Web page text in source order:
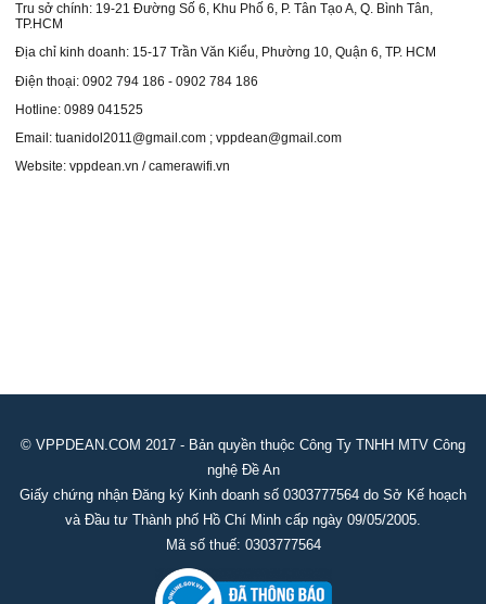
Tru sở chính: 19-21 Đường Số 6, Khu Phố 6, P. Tân Tạo A, Q. Bình Tân,
TP.HCM
Địa chỉ kinh doanh: 15-17 Trần Văn Kiểu, Phường 10, Quận 6, TP. HCM
Điện thoại: 0902 794 186 - 0902 784 186
Hotline: 0989 041525
Email: tuanidol2011@gmail.com ; vppdean@gmail.com
Website: vppdean.vn / camerawifi.vn
© VPPDEAN.COM 2017 - Bản quyền thuộc Công Ty TNHH MTV Công
nghệ Đề An
Giấy chứng nhận Đăng ký Kinh doanh số 0303777564 do Sở Kế hoạch
và Đầu tư Thành phố Hồ Chí Minh cấp ngày 09/05/2005.
Mã số thuế: 0303777564